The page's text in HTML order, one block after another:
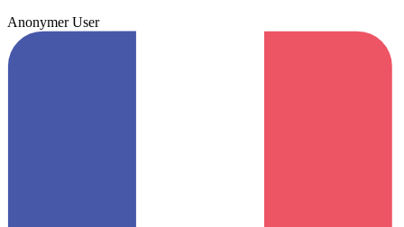
Anonymer User